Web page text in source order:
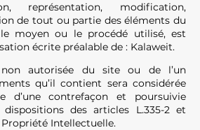
représentation, modification,
de tout ou partie des éléments du
moyen ou le procédé utilisé, est
écrite préalable de : Kalaweit.
autorisée du site ou de l’un
qu’il contient sera considérée
d’une contrefaçon et poursuivie
des articles L.335-2 et
Intellectuelle.